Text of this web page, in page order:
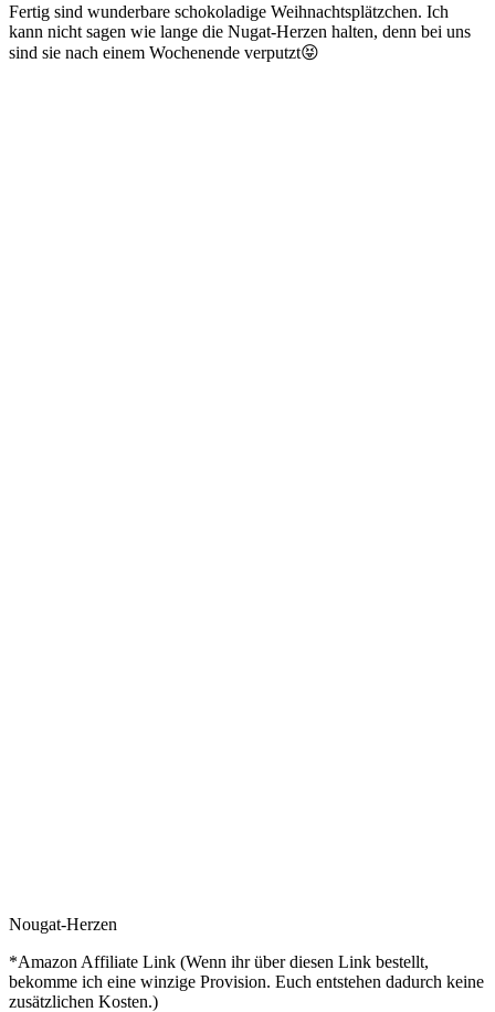
Fertig sind wunderbare schokoladige Weihnachtsplätzchen. Ich
kann nicht sagen wie lange die Nugat-Herzen halten, denn bei uns
sind sie nach einem Wochenende verputzt😝
Nougat-Herzen
*Amazon Affiliate Link (Wenn ihr über diesen Link bestellt,
bekomme ich eine winzige Provision. Euch entstehen dadurch keine
zusätzlichen Kosten.)